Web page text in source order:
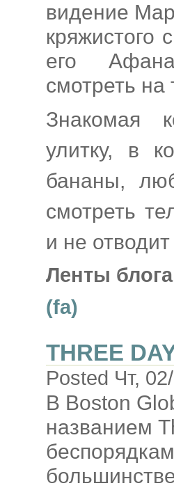
видение
кряжистого
его
смотреть
Знакомая
улитку, в
бананы,
смотреть
и не отводит
Ленты
(fa)
THREE
Posted Чт,
В Boston
названием